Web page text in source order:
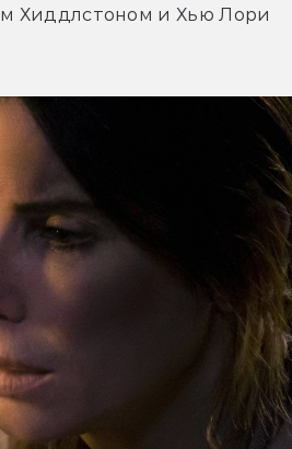
Хиддлстоном и Хью Лори